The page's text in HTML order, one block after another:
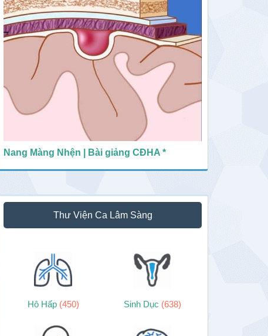
Nang Màng Nhện | Bài giảng CĐHA *
Thư Viện Ca Lâm Sàng
Hô Hấp (450) Sinh Dục (638)